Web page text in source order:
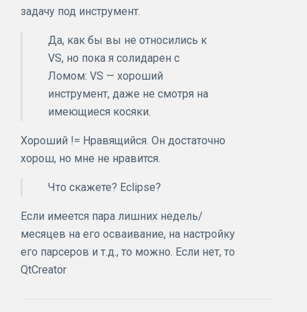
задачу под инструмент.
Да, как бы вы не относились к
VS, но пока я солидарен с
Ломом: VS — хороший
инструмент, даже не смотря на
имеющиеся косяки.
Хороший != Нравящийся. Он достаточно
хорош, но мне не нравится.
Что скажете? Eclipse?
Если имеется пара лишних недель/
месяцев на его осваивание, на настройку
его парсеров и т.д., то можно. Если нет, то
QtCreator